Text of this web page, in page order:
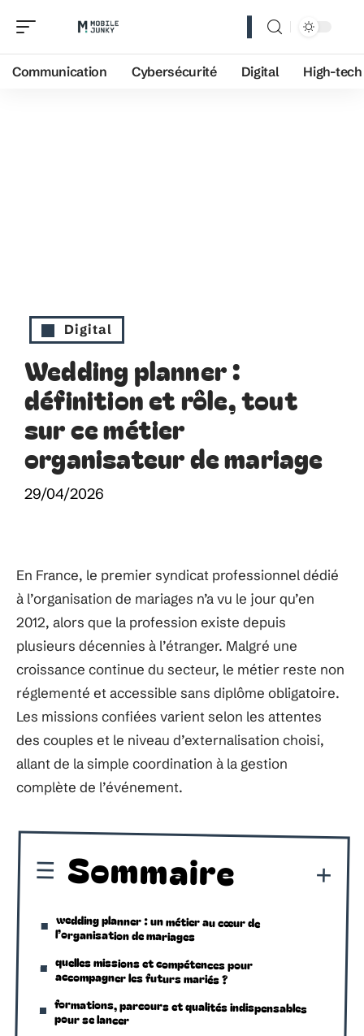
Communication Cybersécurité Digital High-tech
Digital
Wedding planner :
définition et rôle, tout
sur ce métier
organisateur de mariage
29/04/2026
En France, le premier syndicat professionnel dédié
à l’organisation de mariages n’a vu le jour qu’en
2012, alors que la profession existe depuis
plusieurs décennies à l’étranger. Malgré une
croissance continue du secteur, le métier reste non
réglementé et accessible sans diplôme obligatoire.
Les missions confiées varient selon les attentes
des couples et le niveau d’externalisation choisi,
allant de la simple coordination à la gestion
complète de l’événement.
Sommaire
wedding planner : un métier au cœur de
l’organisation de mariages
quelles missions et compétences pour
accompagner les futurs mariés ?
formations, parcours et qualités indispensables
pour se lancer